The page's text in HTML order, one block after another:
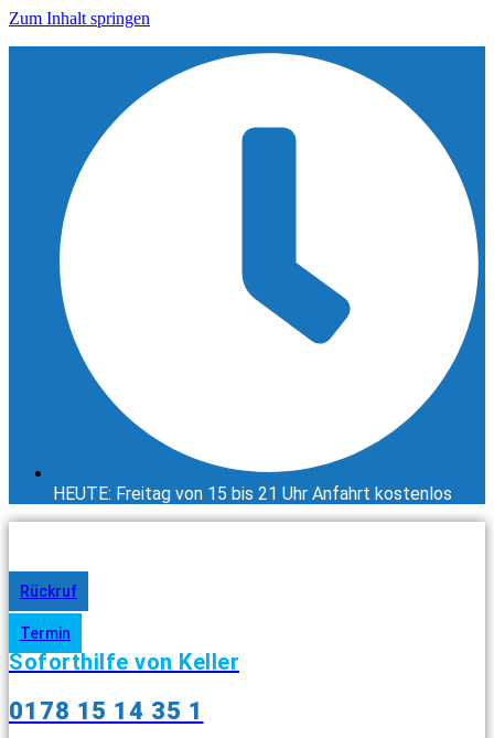
Zum Inhalt springen
HEUTE: Freitag von 15 bis 21 Uhr Anfahrt kostenlos
Rückruf
Termin
Soforthilfe von Keller
0178 15 14 35 1